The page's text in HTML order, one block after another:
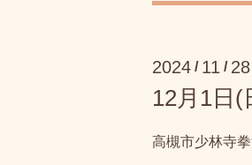
2024 / 11 /
12月1日(
高槻市少林寺